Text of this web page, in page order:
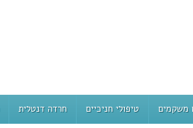
משקמים טיפולי חניכיים חרדה דנטלית